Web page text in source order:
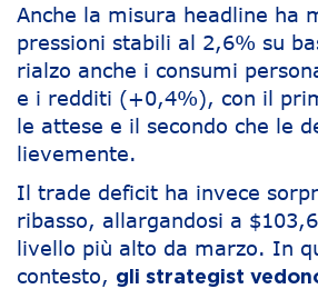
Anche la misura headline ha
pressioni stabili al 2,6% su
rialzo anche i consumi
e i redditi (+0,4%), con il
le attese e il secondo che le
lievemente.
Il trade deficit ha invece
ribasso, allargandosi a
livello più alto da marzo. In
contesto, gli strategist